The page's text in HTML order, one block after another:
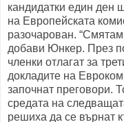
кандидатки един ден
на Европейската
разочарован.
добави Юнкер. През
членки отлагат за
докладите на
започнат преговори.
средата на
решиха да се върнат